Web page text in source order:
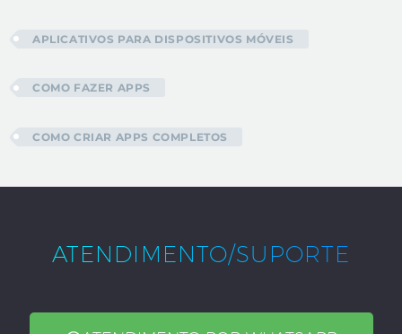
APLICATIVOS PARA DISPOSITIVOS MÓVEIS
COMO FAZER APPS
COMO CRIAR APPS COMPLETOS
ATENDIMENTO/SUPORTE